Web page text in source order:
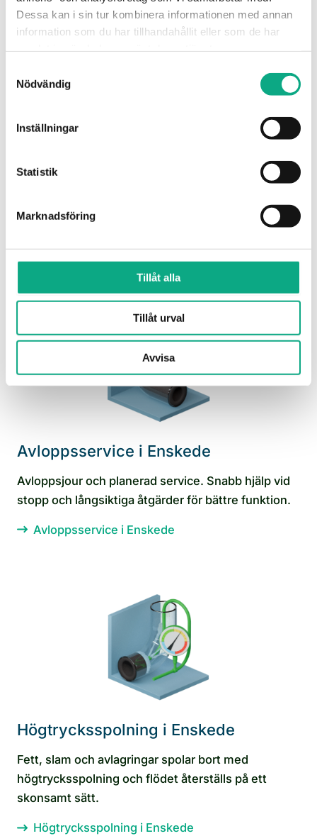
Dessa kan i sin tur kombinera informationen med annan
information som du har tillhandahållit eller som de har
Nödvändig
Inställningar
Statistik
Marknadsföring
Tillåt alla
Tillåt urval
Avvisa
Vi stamspolar som förebyggande underhåll, så att
fastigheten slipper återkommande stopp, lukt och
baktryck.
Stamspolning i Enskede
Avloppsservice i Enskede
Avloppsjour och planerad service. Snabb hjälp vid
stopp och långsiktiga åtgärder för bättre funktion.
Avloppsservice i Enskede
Högtrycksspolning i Enskede
Fett, slam och avlagringar spolar bort med
högtrycksspolning och flödet återställs på ett
skonsamt sätt.
Högtrycksspolning i Enskede